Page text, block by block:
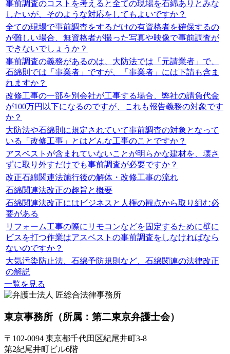
事前調査のコストを考えると全ての現場を石綿ありとみな
したいが、そのような対応をしてもよいですか？
全ての現場で事前調査をするだけの有資格者を確保するの
が難しい場合、無資格者が撮った写真や映像で事前調査が
できないでしょうか？
事前調査の義務があるのは、大防法では「元請業者」で、
石綿則では「事業者」ですが、「事業者」には下請も含ま
れますか？
改修工事の一部を別会社が工事する場合、弊社の請負代金
が100万円以下になるのですが、これも報告義務の対象です
か？
大防法や石綿則に規定されていて事前調査の対象となって
いる「改修工事」とはどんな工事のことですか？
アスベストが含まれていないことが明らかな建材を、壊さ
ずに取り外すだけでも事前調査が必要ですか？
改正石綿関連法施行後の解体・改修工事の流れ
石綿関連法改正の趣旨と概要
石綿関連法改正にはビジネスと人権の観点から取り組む必
要がある
リフォーム工事の際にリモコンなどを固定するために壁に
ビスを打つ作業はアスベストの事前調査をしなければなら
ないのですか？
大気汚染防止法、石綿予防規則など、石綿関連の法律改正
の解説
一覧を見る
東京事務所 （所属：第二東京弁護士会）
〒102-0094 東京都千代田区紀尾井町3-8
第2紀尾井町ビル6階